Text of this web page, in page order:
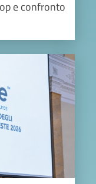
e confronto